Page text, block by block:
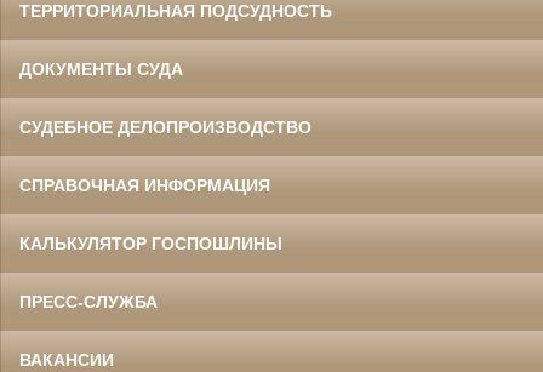
ТЕРРИТОРИАЛЬНАЯ ПОДСУДНОСТЬ
ДОКУМЕНТЫ СУДА
СУДЕБНОЕ ДЕЛОПРОИЗВОДСТВО
СПРАВОЧНАЯ ИНФОРМАЦИЯ
КАЛЬКУЛЯТОР ГОСПОШЛИНЫ
ПРЕСС-СЛУЖБА
ВАКАНСИИ